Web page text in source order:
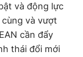
và động lực
và vượt
cần đẩy
thái đổi mới